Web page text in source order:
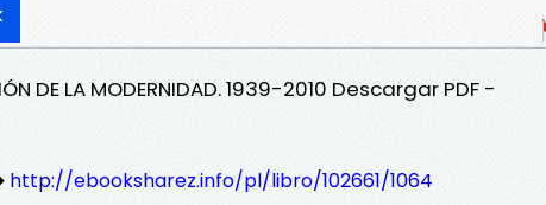
DE LA MODERNIDAD. 1939-2010 Descargar PDF -
http://ebooksharez.info/pl/libro/102661/1064